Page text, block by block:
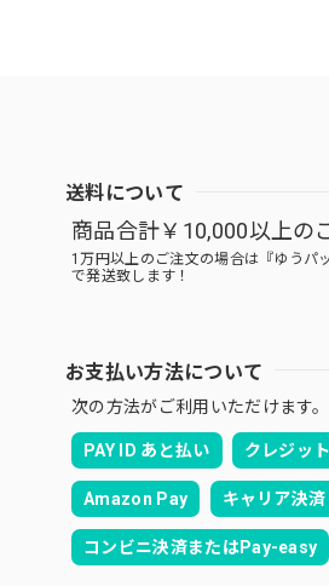
送料について
商品合計￥10,000以上の
1万円以上のご注文の場合は『ゆうパ
で発送致します！
お支払い方法について
次の方法がご利用いただけます。
PAY ID あと払い クレジッ
Amazon Pay キャリア決済
コンビニ決済またはPay-easy